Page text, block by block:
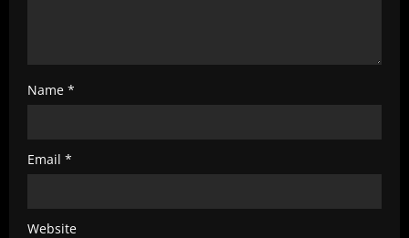
Name *
Email *
Website